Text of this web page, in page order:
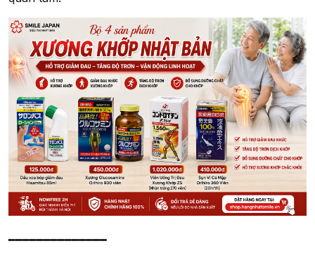
━━━━━━━━━━━━━━